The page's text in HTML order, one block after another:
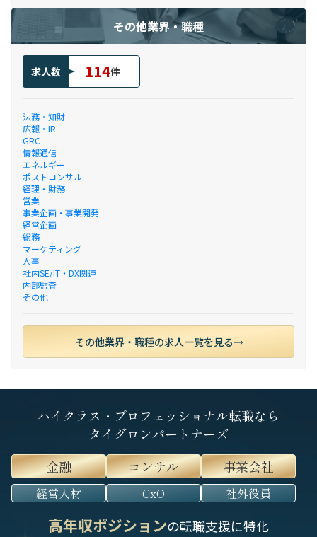
その他業界・職種
求人数 114件
法務・知財
広報・IR
GRC
情報通信
エネルギー
ポストコンサル
経理・財務
営業
事業企画・事業開発
経営企画
総務
マーケティング
人事
社内SE/IT・DX関連
内部監査
その他
その他業界・職種の求人一覧を見る
ハイクラス・プロフェッショナル転職なら
タイグロンパートナーズ
金融
コンサル 事業会社
経営人材 CxO 社外役員
高年収ポジションの転職支援に特化